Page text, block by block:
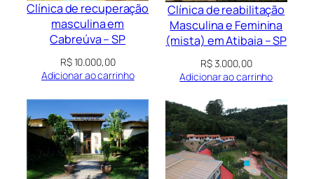
Clínica de recuperação
masculina em
Cabreúva – SP
R$10.000,00
Adicionar ao carrinho
Clínica de reabilitação
Masculina e Feminina
(mista) em Atibaia – SP
R$3.000,00
Adicionar ao carrinho